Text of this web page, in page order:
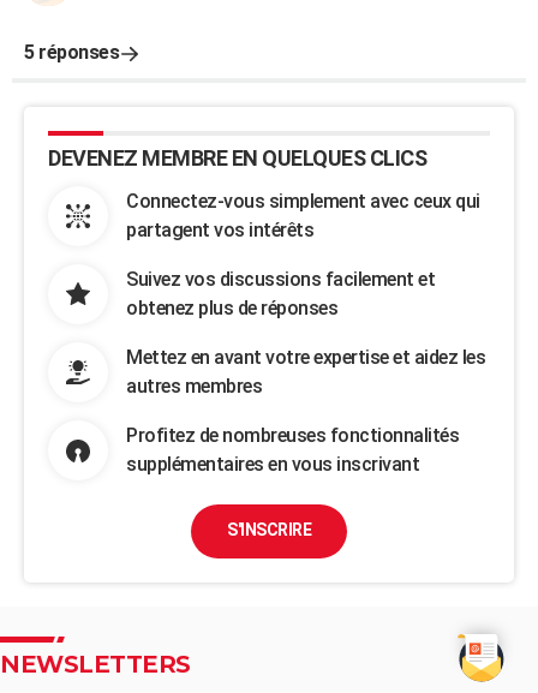
5 réponses
DEVENEZ MEMBRE EN QUELQUES CLICS
Connectez-vous simplement avec ceux qui
partagent vos intérêts
Suivez vos discussions facilement et
obtenez plus de réponses
Mettez en avant votre expertise et aidez les
autres membres
Profitez de nombreuses fonctionnalités
supplémentaires en vous inscrivant
S'INSCRIRE
NEWSLETTERS